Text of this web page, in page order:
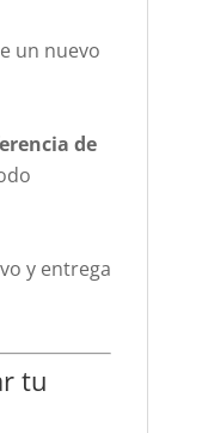
un nuevo
de
y entrega
tu